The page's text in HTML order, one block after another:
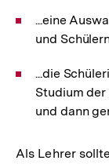
...eine
und
...die
Studium
und dann
Als Lehrer